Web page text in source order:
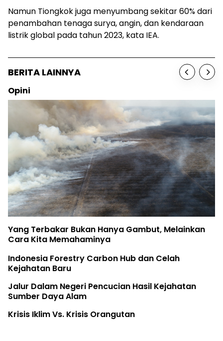
Namun Tiongkok juga menyumbang sekitar 60% dari
penambahan tenaga surya, angin, dan kendaraan
listrik global pada tahun 2023, kata IEA.
BERITA LAINNYA
Opini
Yang Terbakar Bukan Hanya Gambut, Melainkan
Cara Kita Memahaminya
Indonesia Forestry Carbon Hub dan Celah
Kejahatan Baru
Jalur Dalam Negeri Pencucian Hasil Kejahatan
Sumber Daya Alam
Krisis Iklim Vs. Krisis Orangutan